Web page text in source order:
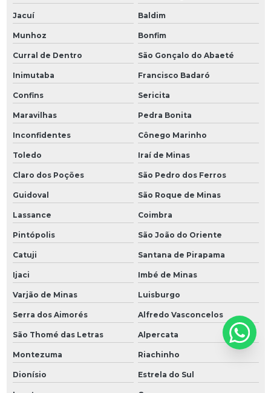
Jacuí Baldim
Munhoz Bonfim
Curral de Dentro São Gonçalo do Abaeté
Inimutaba Francisco Badaró
Confins Sericita
Maravilhas Pedra Bonita
Inconfidentes Cônego Marinho
Toledo Iraí de Minas
Claro dos Poções São Pedro dos Ferros
Guidoval São Roque de Minas
Lassance Coimbra
Pintópolis São João do Oriente
Catuji Santana de Pirapama
Ijaci Imbé de Minas
Varjão de Minas Luisburgo
Serra dos Aimorés Alfredo Vasconcelos
São Thomé das Letras Alpercata
Montezuma Riachinho
Dionísio Estrela do Sul